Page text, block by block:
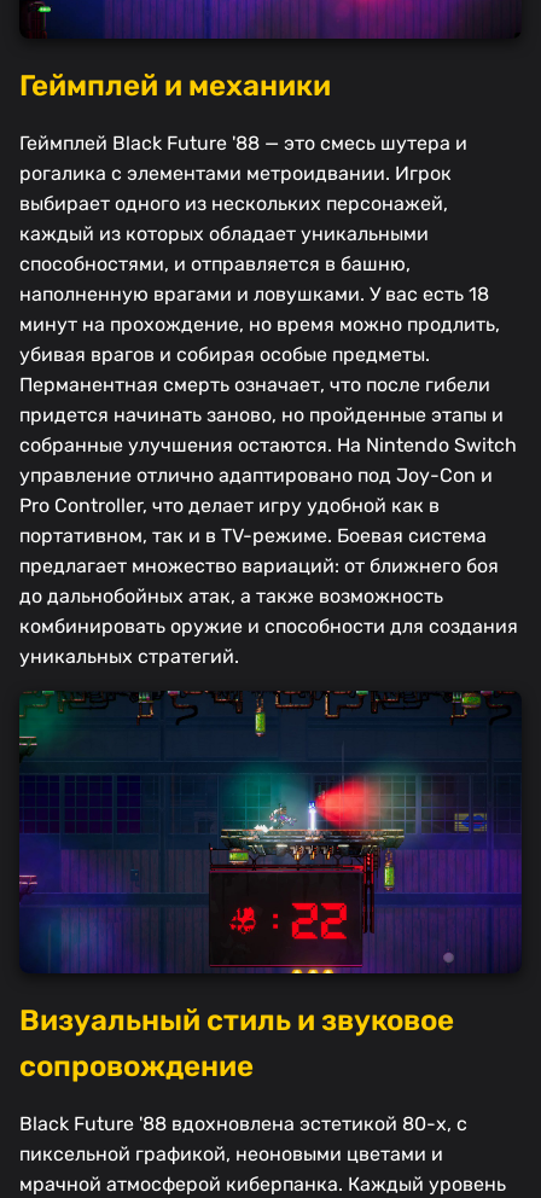
Геймплей и механики
Геймплей Black Future '88 — это смесь шутера и
рогалика с элементами метроидвании. Игрок
выбирает одного из нескольких персонажей,
каждый из которых обладает уникальными
способностями, и отправляется в башню,
наполненную врагами и ловушками. У вас есть 18
минут на прохождение, но время можно продлить,
убивая врагов и собирая особые предметы.
Перманентная смерть означает, что после гибели
придется начинать заново, но пройденные этапы и
собранные улучшения остаются. На Nintendo Switch
управление отлично адаптировано под Joy-Con и
Pro Controller, что делает игру удобной как в
портативном, так и в TV-режиме. Боевая система
предлагает множество вариаций: от ближнего боя
до дальнобойных атак, а также возможность
комбинировать оружие и способности для создания
уникальных стратегий.
Визуальный стиль и звуковое
сопровождение
Black Future '88 вдохновлена эстетикой 80-х, с
пиксельной графикой, неоновыми цветами и
мрачной атмосферой киберпанка. Каждый уровень